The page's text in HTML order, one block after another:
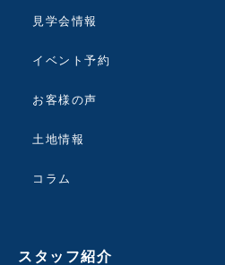
見学会情報
イベント予約
お客様の声
土地情報
コラム
スタッフ紹介